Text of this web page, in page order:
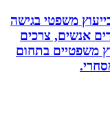
משפטי בגישה
צרכים
בתחום